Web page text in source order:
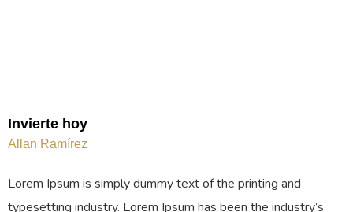
Invierte hoy
Allan Ramírez
Lorem Ipsum is simply dummy text of the printing and
typesetting industry. Lorem Ipsum has been the industry’s